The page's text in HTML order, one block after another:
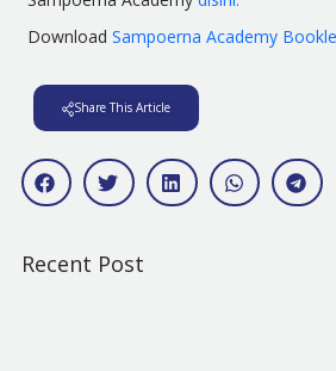
Download Sampoerna Academy
Share This Article
Recent Post